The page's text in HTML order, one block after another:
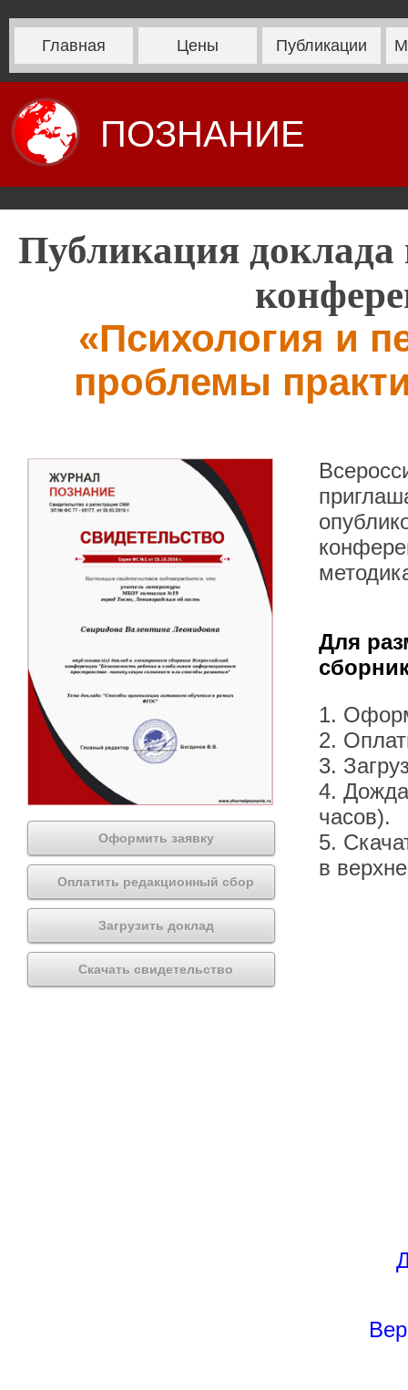
Главная Цены Публикации
ПОЗНАНИЕ
Публикация доклада
«Психология и
проблемы
Оформить заявку
Оплатить редакционный сбор
Загрузить доклад
Скачать свидетельство
Для
1.
2.
3.
4.
часов).
5.
в